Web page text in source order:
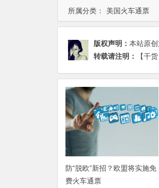
所属分类： 美国火车通票
版权声明： 本站原
转载请注明：
【干
防“脱欧”新招？欧盟将实施免
费火车通票